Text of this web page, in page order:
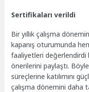
Sertifikaları verildi
Bir yıllık çalışma
kapanış oturumunda
faaliyetleri değerlendirdi
önerilerini paylaştı.
süreçlerine katılımını
çalışma dönemini daha